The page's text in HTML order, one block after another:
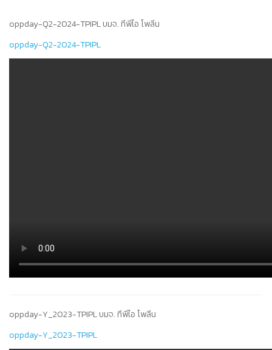
oppday-Q2-2024-TPIPL บมจ. ทีพีไอ โพลีน
oppday-Q2-2024-TPIPL
oppday-Y_2023-TPIPL บมจ. ทีพีไอ โพลีน
oppday-Y_2023-TPIPL